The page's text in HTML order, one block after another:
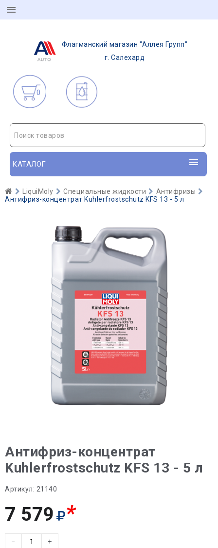
Флагманский магазин "Аллея Групп"
г. Салехард
0
Поиск товаров
КАТАЛОГ
LiquiMoly Специальные жидкости
Антифризы
Антифриз-концентрат Kuhlerfrostschutz KFS 13 - 5 л
Антифриз-концентрат
Kuhlerfrostschutz KFS 13 - 5 л
Артикул: 21140
7 579 *
− +